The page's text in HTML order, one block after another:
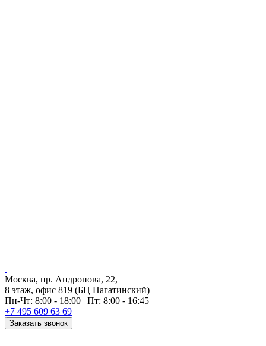
Москва, пр. Андропова, 22,
8 этаж, офис 819 (БЦ Нагатинский)
Пн-Чт: 8:00 - 18:00 | Пт: 8:00 - 16:45
+7 495 609 63 69
Заказать звонок